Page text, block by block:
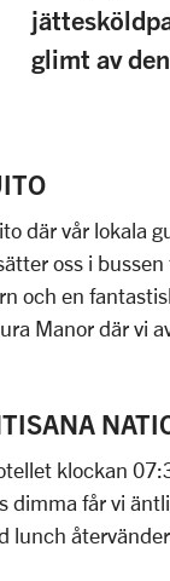
glimt av
där vår lokala
oss i
och en
Manor där vi
klockan
dimma får vi
lunch